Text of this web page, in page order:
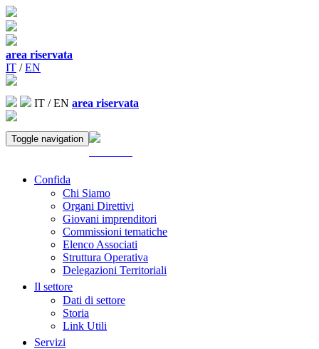
area riservata
IT /EN
IT /EN area riservata
Toggle navigation
Confida
Chi Siamo
Organi Direttivi
Giovani imprenditori
Commissioni tematiche
Elenco Associati
Struttura Operativa
Delegazioni Territoriali
Il settore
Dati di settore
Storia
Link Utili
Servizi